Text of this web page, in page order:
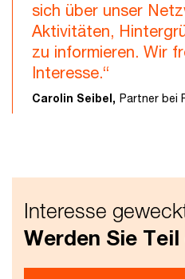
sich über unser
Aktivitäten,
zu informieren. Wir
Interesse.“
Carolin Seibel, Partner bei
Interesse
Werden Sie